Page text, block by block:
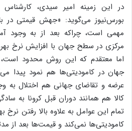
در این زمینه امیر سیدی، کارشناس
بورس‌نیوز می‌گوید: «جهش قیمتی در
مهمی است، چراکه بعد از به وجود
مرکزی در سطح جهان با افزایش نرخ
اما معتقدم که این روش محدود
جهان در کامودیتی‌ها هم نمود پیدا
عرضه و تقاضای جهانی هم اختلال به
کالا هم همانند دوران قبل کرونا به
تمام این عوامل به علاوه بالا رفتن
کامودیتی‌ها نمی‌کند و قیمت‌ها بعد از